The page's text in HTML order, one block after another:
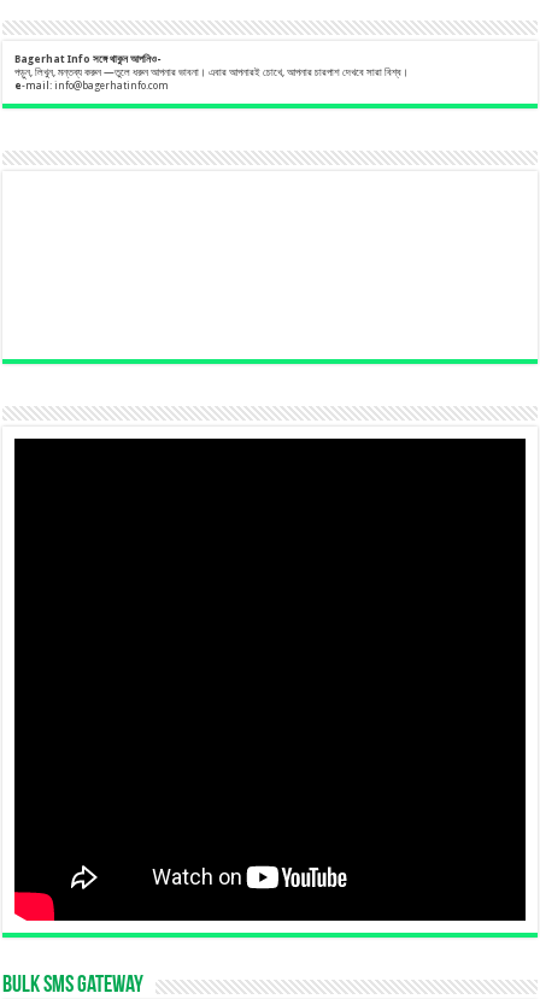
Bagerhat Info সঙ্গেথাকুনআপনিও-
পড়ুন, লিখুন, মন্তব্য করুন —তুলে ধরুন আপনার ভাবনা। এবার আপনারই চোখে, আপনার চারপাশ দেখবে সারা বিশ্ব।
e-mail:info@bagerhatinfo.com
Bulk SMS Gateway